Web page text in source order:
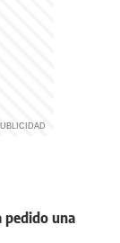
pedido una